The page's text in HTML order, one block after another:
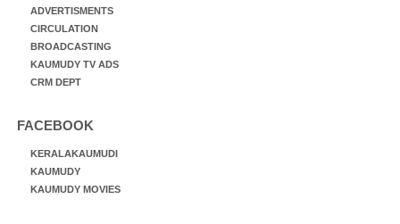
ADVERTISMENTS
CIRCULATION
BROADCASTING
KAUMUDY TV ADS
CRM DEPT
FACEBOOK
KERALAKAUMUDI
KAUMUDY
KAUMUDY MOVIES